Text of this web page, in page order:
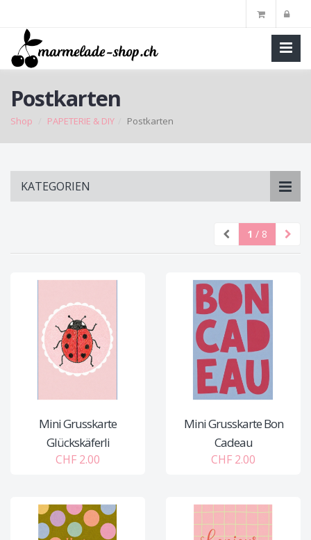
Postkarten
Shop PAPETERIE & DIY Postkarten
KATEGORIEN
1 / 8
Mini Grusskarte
Glückskäferli
CHF 2.00
Mini Grusskarte Bon
Cadeau
CHF 2.00